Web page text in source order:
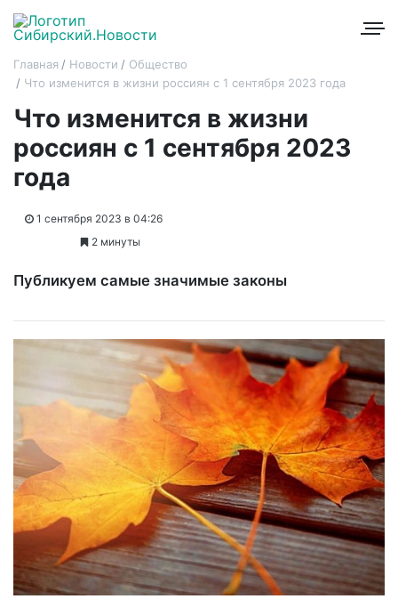
Главная Новости
Общество
Что изменится в жизни россиян с 1 сентября 2023 года
Что изменится в жизни
россиян с 1 сентября 2023
года
1 сентября 2023 в 04:26
2 минуты
Публикуем самые значимые законы